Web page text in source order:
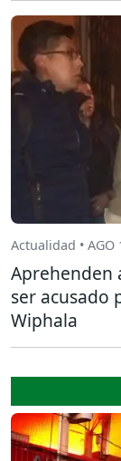
Actualidad • AGO
Aprehenden
ser acusado
Wiphala